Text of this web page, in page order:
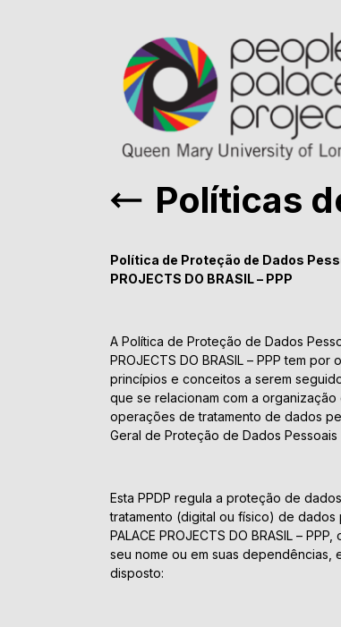
Políticas
Política de Proteção de Dados
PROJECTS DO BRASIL – PPP
A Política de Proteção de Dados
PROJECTS DO BRASIL – PPP tem
princípios e conceitos a serem
que se relacionam com a
operações de tratamento de dados
Geral de Proteção de Dados
Esta PPDP regula a proteção de
tratamento (digital ou físico) de dados
PALACE PROJECTS DO BRASIL –
seu nome ou em suas
disposto: